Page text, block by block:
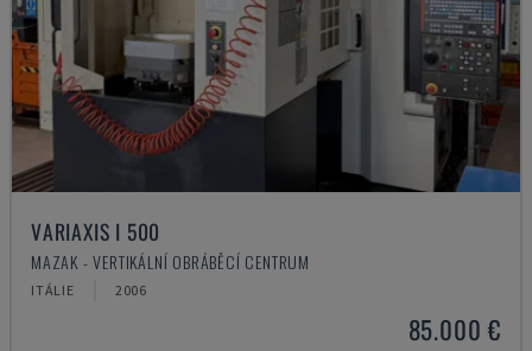
VARIAXIS I 500
MAZAK - VERTIKÁLNÍ OBRÁBĚCÍ CENTRUM
ITÁLIE 2006
85.000 €